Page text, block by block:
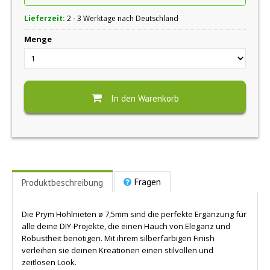
Lieferzeit:2 - 3 Werktage nach Deutschland
Menge
In den Warenkorb
Produktbeschreibung Fragen
Die Prym Hohlnieten ø 7,5mm sind die perfekte Ergänzung für
alle deine DIY-Projekte, die einen Hauch von Eleganz und
Robustheit benötigen. Mit ihrem silberfarbigen Finish
verleihen sie deinen Kreationen einen stilvollen und
zeitlosen Look.